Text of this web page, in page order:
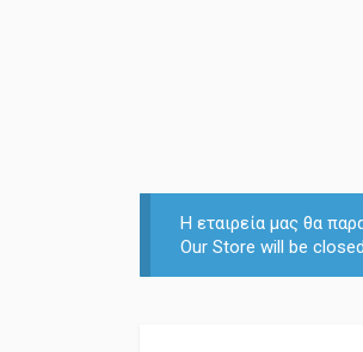
Η εταιρεία μας θα
Our Store will be